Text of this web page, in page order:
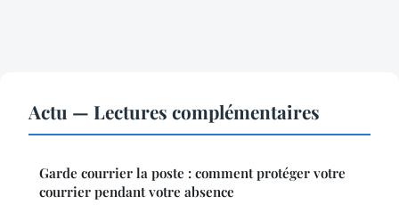
Actu — Lectures complémentaires
Garde courrier la poste : comment protéger votre
courrier pendant votre absence